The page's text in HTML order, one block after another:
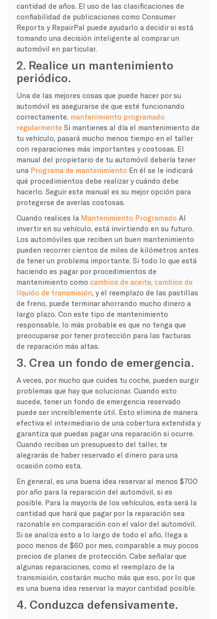
cantidad de años. El uso de las clasificaciones de
confiabilidad de publicaciones como Consumer
Reports y RepairPal puede ayudarlo a decidir si está
tomando una decisión inteligente al comprar un
automóvil en particular.
2. Realice un mantenimiento
periódico.
Una de las mejores cosas que puede hacer por su
automóvil es asegurarse de que esté funcionando
correctamente. mantenimiento programado
regularmente Si mantienes al día el mantenimiento de
tu vehículo, pasará mucho menos tiempo en el taller
con reparaciones más importantes y costosas. El
manual del propietario de tu automóvil debería tener
una Programa de mantenimiento En él se le indicará
qué procedimientos debe realizar y cuándo debe
hacerlo. Seguir este manual es su mejor opción para
protegerse de averías costosas.
Cuando realices la Mantenimiento Programado Al
invertir en su vehículo, está invirtiendo en su futuro.
Los automóviles que reciben un buen mantenimiento
pueden recorrer cientos de miles de kilómetros antes
de tener un problema importante. Si todo lo que está
haciendo es pagar por procedimientos de
mantenimiento como cambios de aceite cambios de
líquido de transmisión , y el reemplazo de las pastillas
de freno, puede terminar ahorrando mucho dinero a
largo plazo. Con este tipo de mantenimiento
responsable, lo más probable es que no tenga que
preocuparse por tener protección para las facturas
de reparación más altas.
3. Crea un fondo de emergencia.
A veces, por mucho que cuides tu coche, pueden surgir
problemas que hay que solucionar. Cuando esto
sucede, tener un fondo de emergencia reservado
puede ser increíblemente útil. Esto elimina de manera
efectiva el intermediario de una cobertura extendida y
garantiza que puedas pagar una reparación si ocurre.
Cuando recibas un presupuesto del taller, te
alegrarás de haber reservado el dinero para una
ocasión como esta.
En general, es una buena idea reservar al menos $700
por año para la reparación del automóvil, si es
posible. Para la mayoría de los vehículos, esta será la
cantidad que hará que pagar por la reparación sea
razonable en comparación con el valor del automóvil.
Si se analiza esto a lo largo de todo el año, llega a
poco menos de $60 por mes, comparable a muy pocos
precios de planes de protección. Cabe señalar que
algunas reparaciones, como el reemplazo de la
transmisión, costarán mucho más que eso, por lo que
es una buena idea reservar la mayor cantidad posible.
4. Conduzca defensivamente.